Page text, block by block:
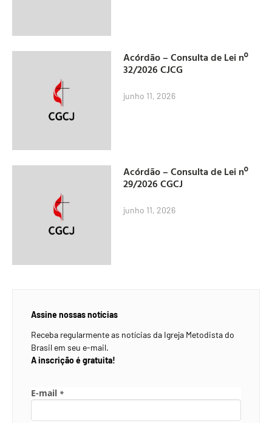
Acórdão – Consulta de Lei nº
32/2026 CJCG
junho 11, 2026
Acórdão – Consulta de Lei nº
29/2026 CGCJ
junho 11, 2026
Assine nossas notícias
Receba regularmente as notícias da Igreja Metodista do
Brasil em seu e-mail.
A inscrição é gratuita!